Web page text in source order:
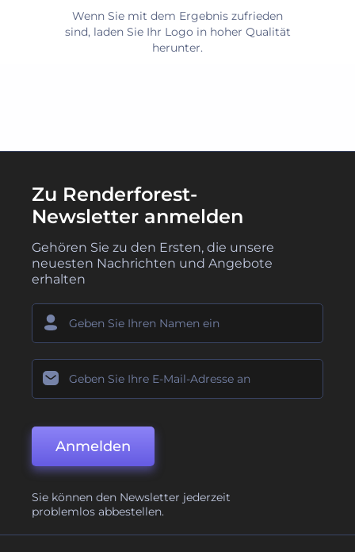
Wenn Sie mit dem Ergebnis zufrieden
sind, laden Sie Ihr Logo in hoher Qualität
herunter.
Zu Renderforest-
Newsletter anmelden
Gehören Sie zu den Ersten, die unsere
neuesten Nachrichten und Angebote
erhalten
Anmelden
Sie können den Newsletter jederzeit
problemlos abbestellen.